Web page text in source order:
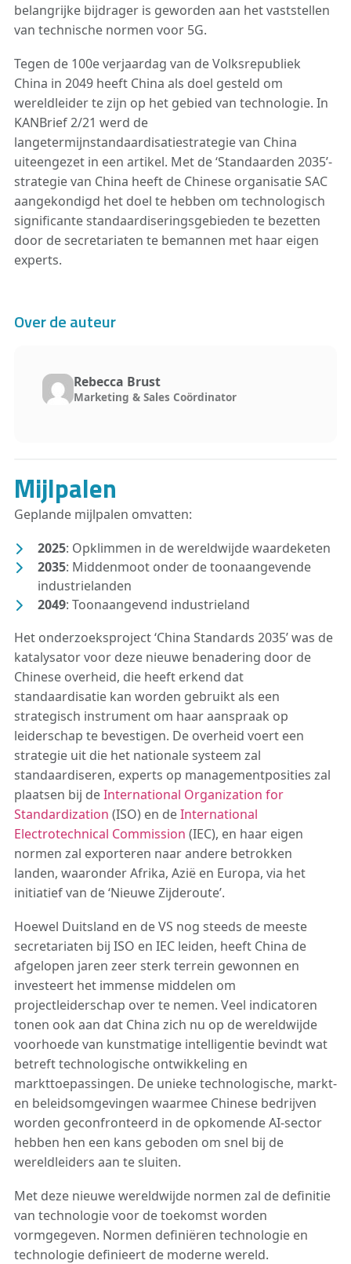
belangrijke bijdrager is geworden aan het vaststellen
van technische normen voor 5G.
Tegen de 100e verjaardag van de Volksrepubliek
China in 2049 heeft China als doel gesteld om
wereldleider te zijn op het gebied van technologie. In
KANBrief 2/21 werd de
langetermijnstandaardisatiestrategie van China
uiteengezet in een artikel. Met de ‘Standaarden 2035’-
strategie van China heeft de Chinese organisatie SAC
aangekondigd het doel te hebben om technologisch
significante standaardiseringsgebieden te bezetten
door de secretariaten te bemannen met haar eigen
experts.
Over de auteur
Rebecca Brust
Marketing & Sales Coördinator
Mijlpalen
Geplande mijlpalen omvatten:
2025: Opklimmen in de wereldwijde waardeketen
2035: Middenmoot onder de toonaangevende
industrielanden
2049: Toonaangevend industrieland
Het onderzoeksproject ‘China Standards 2035’ was de
katalysator voor deze nieuwe benadering door de
Chinese overheid, die heeft erkend dat
standaardisatie kan worden gebruikt als een
strategisch instrument om haar aanspraak op
leiderschap te bevestigen. De overheid voert een
strategie uit die het nationale systeem zal
standaardiseren, experts op managementposities zal
plaatsen bij deInternational Organization for
Standardization (ISO) en deInternational
Electrotechnical Commission (IEC), en haar eigen
normen zal exporteren naar andere betrokken
landen, waaronder Afrika, Azië en Europa, via het
initiatief van de ‘Nieuwe Zijderoute’.
Hoewel Duitsland en de VS nog steeds de meeste
secretariaten bij ISO en IEC leiden, heeft China de
afgelopen jaren zeer sterk terrein gewonnen en
investeert het immense middelen om
projectleiderschap over te nemen. Veel indicatoren
tonen ook aan dat China zich nu op de wereldwijde
voorhoede van kunstmatige intelligentie bevindt wat
betreft technologische ontwikkeling en
markttoepassingen. De unieke technologische, markt-
en beleidsomgevingen waarmee Chinese bedrijven
worden geconfronteerd in de opkomende AI-sector
hebben hen een kans geboden om snel bij de
wereldleiders aan te sluiten.
Met deze nieuwe wereldwijde normen zal de definitie
van technologie voor de toekomst worden
vormgegeven. Normen definiëren technologie en
technologie definieert de moderne wereld.